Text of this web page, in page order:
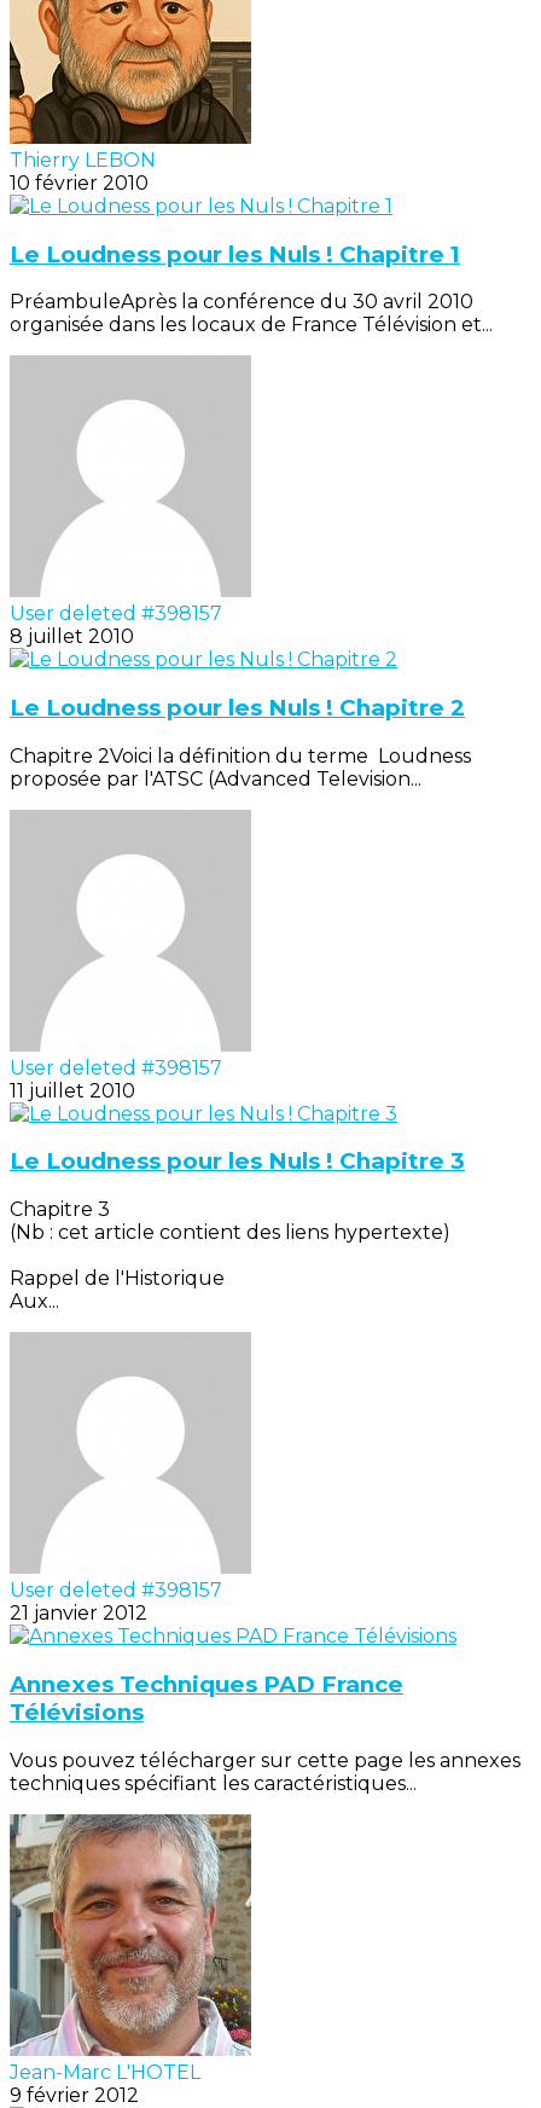
Thierry LEBON
10 février 2010
Le Loudness pour les Nuls ! Chapitre 1
PréambuleAprès la conférence du 30 avril 2010
organisée dans les locaux de France Télévision et...
User deleted #398157
8 juillet 2010
Le Loudness pour les Nuls ! Chapitre 2
Chapitre 2Voici la définition du terme Loudness
proposée par l'ATSC (Advanced Television...
User deleted #398157
11 juillet 2010
Le Loudness pour les Nuls ! Chapitre 3
Chapitre 3
(Nb : cet article contient des liens hypertexte)
Rappel de l'Historique
Aux...
User deleted #398157
21 janvier 2012
Annexes Techniques PAD France
Télévisions
Vous pouvez télécharger sur cette page les annexes
techniques spécifiant les caractéristiques...
Jean-Marc L'HOTEL
9 février 2012